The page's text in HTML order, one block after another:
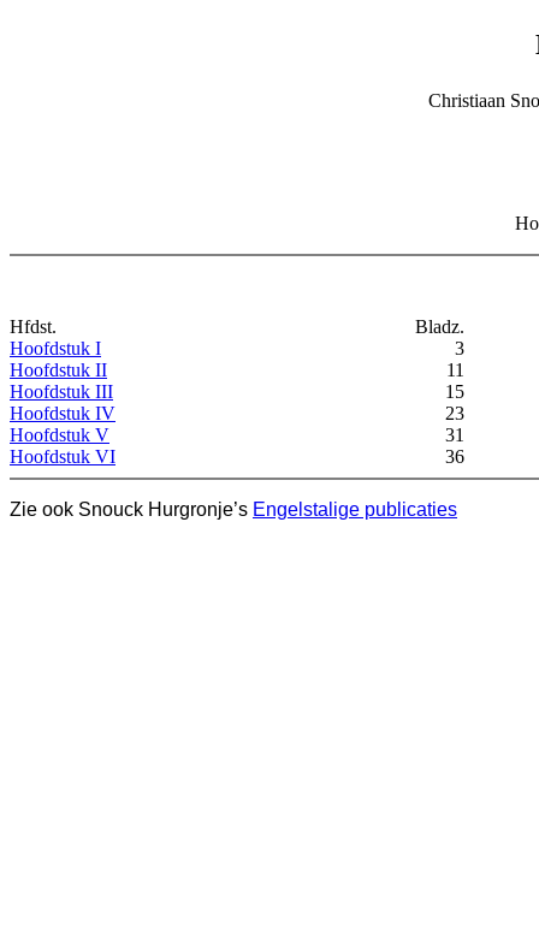
Christiaan
Hfdst.
Bladz.
Hoofdstuk I
3
Hoofdstuk II
11
Hoofdstuk III
15
Hoofdstuk IV
23
Hoofdstuk V
31
Hoofdstuk VI
36
Zie ook Snouck Hurgronje’s Engelstalige publicaties